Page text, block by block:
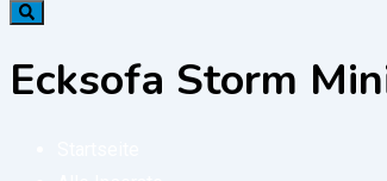
Ecksofa Storm